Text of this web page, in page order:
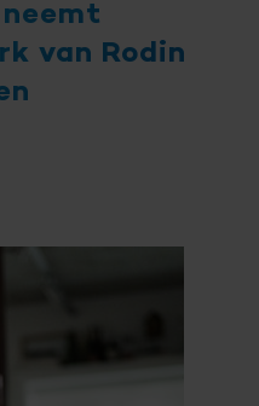
neemt
van Rodin